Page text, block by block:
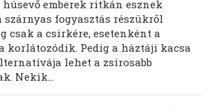
húsevő emberek ritkán esznek
szárnyas fogyasztás részükről
csak a csirkére, esetenként a
korlátozódik. Pedig a háztáji kacsa
lehet a zsírosabb
Nekik...